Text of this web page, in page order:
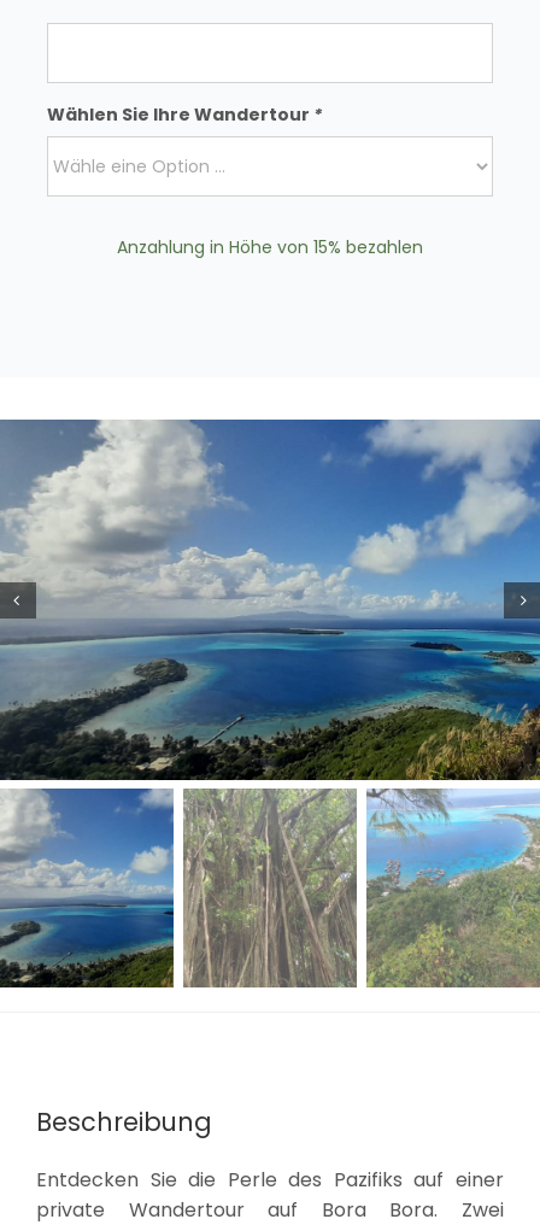
Wählen Sie Ihre Wandertour *
Anzahlung in Höhe von 15% bezahlen
Beschreibung
Entdecken Sie die Perle des Pazifiks auf einer
private Wandertour auf Bora Bora. Zwei